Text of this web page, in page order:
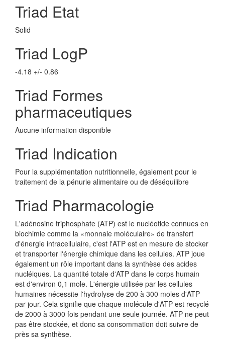
Triad Etat
Solid
Triad LogP
-4.18 +/- 0.86
Triad Formes
pharmaceutiques
Aucune information disponible
Triad Indication
Pour la supplémentation nutritionnelle, également pour le
traitement de la pénurie alimentaire ou de déséquilibre
Triad Pharmacologie
L'adénosine triphosphate (ATP) est le nucléotide connues en
biochimie comme la «monnaie moléculaire» de transfert
d'énergie intracellulaire, c'est l'ATP est en mesure de stocker
et transporter l'énergie chimique dans les cellules. ATP joue
également un rôle important dans la synthèse des acides
nucléiques. La quantité totale d'ATP dans le corps humain
est d'environ 0,1 mole. L'énergie utilisée par les cellules
humaines nécessite l'hydrolyse de 200 à 300 moles d'ATP
par jour. Cela signifie que chaque molécule d'ATP est recyclé
de 2000 à 3000 fois pendant une seule journée. ATP ne peut
pas être stockée, et donc sa consommation doit suivre de
près sa synthèse.